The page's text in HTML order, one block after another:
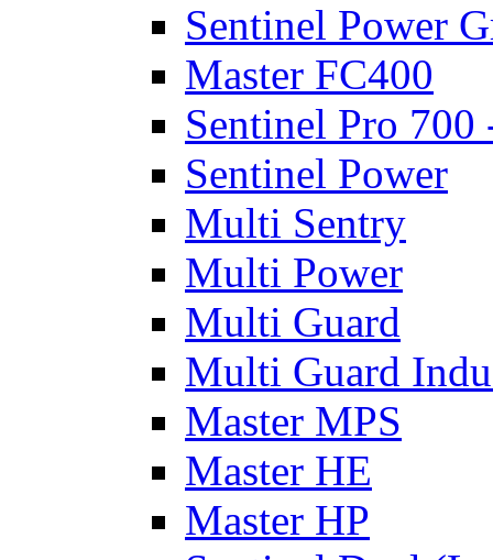
Sentinel Power
Master FC400
Sentinel Pro 700
Sentinel Power
Multi Sentry
Multi Power
Multi Guard
Multi Guard
Master MPS
Master HE
Master HP